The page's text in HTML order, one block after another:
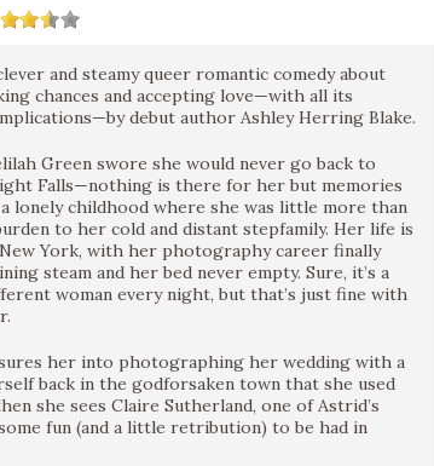
and steamy queer romantic comedy about
chances and accepting love—with all its
debut author Ashley Herring Blake.
Green swore she would never go back to
Falls—nothing is there for her but memories
lonely childhood where she was little more than
to her cold and distant stepfamily. Her life is
York, with her photography career finally
steam and her bed never empty. Sure, it’s a
woman every night, but that’s just fine with
her into photographing her wedding with a
back in the godforsaken town that she used
she sees Claire Sutherland, one of Astrid’s
fun (and a little retribution) to be had in